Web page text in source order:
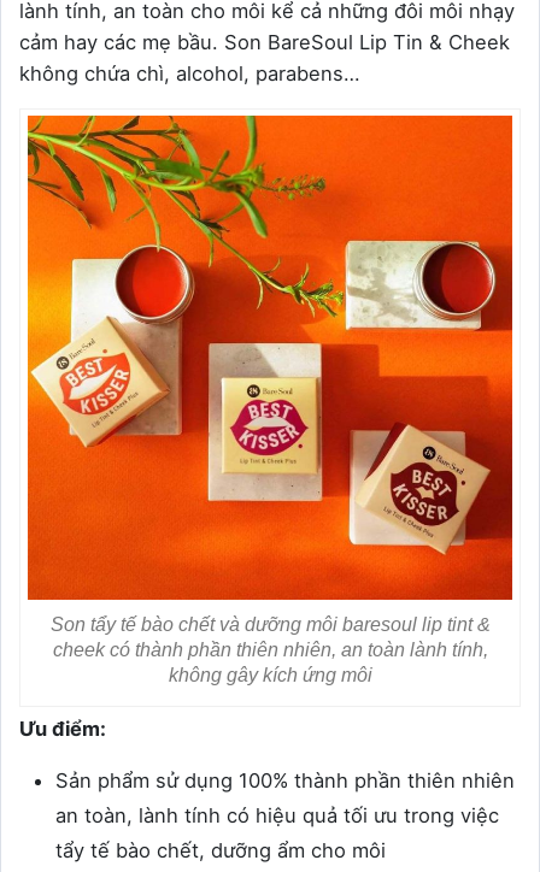
lành tính, an toàn cho môi kể cả những đôi môi nhạy
cảm hay các mẹ bầu. Son BareSoul Lip Tin & Cheek
không chứa chì, alcohol, parabens…
Son tẩy tế bào chết và dưỡng môi baresoul lip tint &
cheek có thành phần thiên nhiên, an toàn lành tính,
không gây kích ứng môi
Ưu điểm:
Sản phẩm sử dụng 100% thành phần thiên nhiên
an toàn, lành tính có hiệu quả tối ưu trong việc
tẩy tế bào chết, dưỡng ẩm cho môi